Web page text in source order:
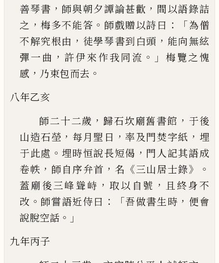
善琴書 ， 師與朝夕譚論甚歡 ， 間以語錄詰
之 ，梅多不能答 。 師戲贈以詩曰 ：「為僧
不解究根由 ， 徒學琴書到白頭 ， 能向無絃
彈一曲 ， 許伊來作我同流 。」 梅覽之愧
感 ， 乃束包而去 。
八年乙亥
師二十二歲 ， 歸石坎廟舊書館 ， 于後
山造石塋 ， 每月朢日 ，率及門焚字紙 ， 埋
于此處 。 埋時恒說長短偈 ， 門人記其語成
卷帙 ， 師自序弁首 ， 名 《三山居士錄》。
蓋廟後三峰聳峙 ， 取以自號 ， 且終身不
改 。 師嘗語近侍曰 ：「吾做書生時 ， 便會
說脫空話 。」
九年丙子